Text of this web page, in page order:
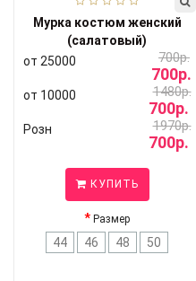
Мурка костюм женский
(салатовый)
от 25000
700р.
700р.
от 10000 1480р.
700р.
Розн 1970р.
700р.
КУПИТЬ
Размер
44 46 48 50